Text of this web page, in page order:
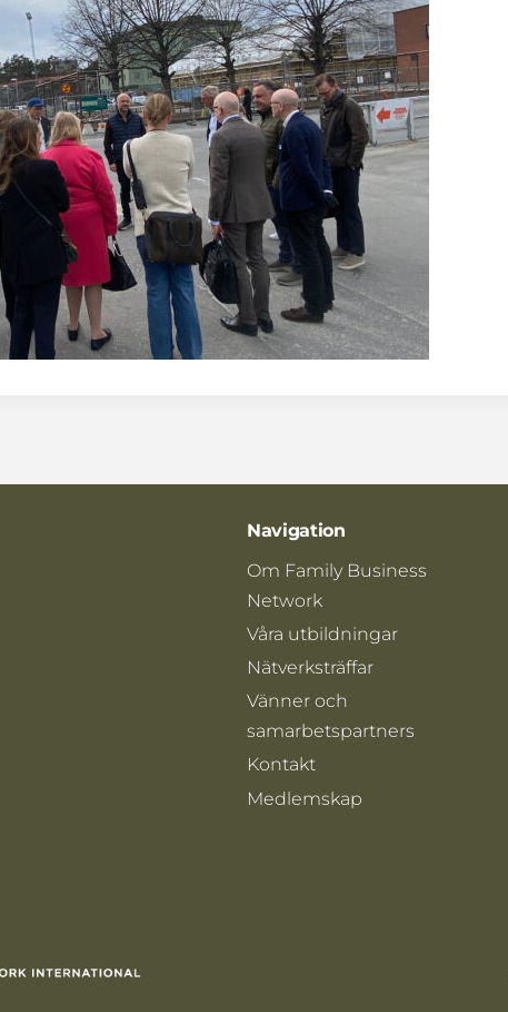
Navigation
Om Family Business
Network
Våra utbildningar
Nätverksträffar
Vänner och
samarbetspartners
Kontakt
Medlemskap